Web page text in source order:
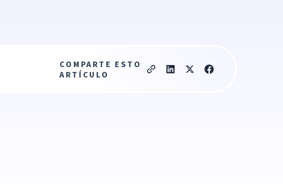
COMPARTE ESTO
ARTÍCULO